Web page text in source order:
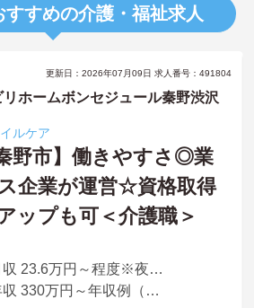
すすめの介護・福祉求人
更新日：2026年07月09日 求人番号：491804
ホームボンセジュール秦野渋沢
ルケア
野市】働きやすさ◎業
企業が運営☆資格取得
ップも可＜介護職＞
月収 23.6万円～程度※夜勤手当込
年収 330万円～年収例（賞与2ヶ月、平均残業時間10時間／月を含む）